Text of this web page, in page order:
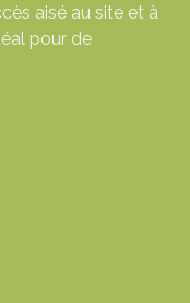
aisé au site et à
pour de